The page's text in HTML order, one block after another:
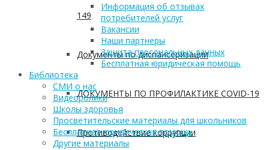
149
Документы по диспансеризации
ДОКУМЕНТЫ ПО ПРОФИЛАКТИКЕ COVID-19
Противодействие коррупции
Информация об отзывах
потребителей услуг
Вакансии
Наши партнеры
Защита персональных данных
Бесплатная юридическая помощь
Библиотека
СМИ о нас
Видеоролики
Школы здоровья
Просветительские материалы для школьников
Бесплатная юридическая помощь
Другие материалы